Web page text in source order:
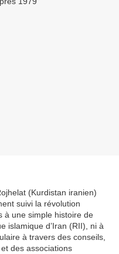
(Kurdistan iranien)
suivi la révolution
à une simple histoire de
islamique d’Iran (RII), ni à
à travers des conseils,
des associations